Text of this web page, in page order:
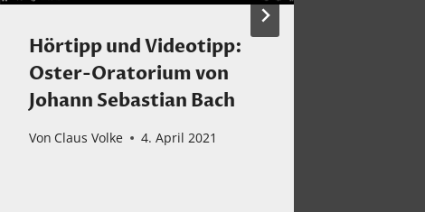
Hörtipp und Videotipp:
Oster-Oratorium von
Johann Sebastian Bach
Von Claus Volke 4. April 2021